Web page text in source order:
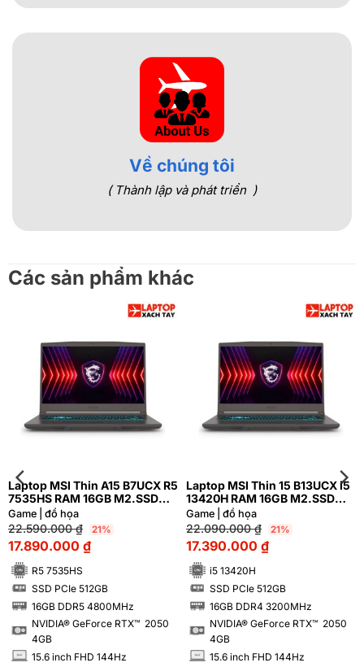
Về chúng tôi
( Thành lập và phát triển )
Các sản phẩm khác
Laptop MSI Thin A15 B7UCX R5
7535HS RAM 16GB M2.SSD
512GB FHD 144Hz NVIDIA®
GeForce RTX™ 2050 4GB
Game | đồ họa
22.590.000₫ 21%
17.890.000 ₫
R5 7535HS
SSD SSD PCIe 512GB
16GB DDR5 4800MHz
NVIDIA® GeForce RTX™ 2050
4GB
INCH 15.6 inch FHD 144Hz
Laptop MSI Thin 15 B13UCX i5
13420H RAM 16GB M2.SSD
512GB FHD 144Hz NVIDIA®
GeForce RTX™ 2050 4GB
Game | đồ họa
22.090.000₫ 21%
17.390.000 ₫
i5 13420H
SSD SSD PCIe 512GB
16GB DDR4 3200MHz
NVIDIA® GeForce RTX™ 2050
4GB
INCH 15.6 inch FHD 144Hz